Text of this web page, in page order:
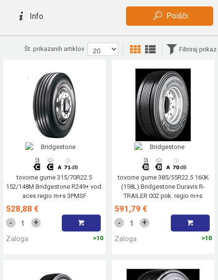
Info Poišči
Filtriraj prikaz
Št. prikazanih artiklov
tovorne gume 315/70R22.5
152/148M Bridgestone R249+ vod.
aces regio m+s 3PMSF
528,88 €
- +
Zaloga >10
tovorne gume 385/55R22.5 160K
(158L) Bridgestone Duravis R-
TRAILER 002 prik. regio m+s
591,79 €
- +
Zaloga >10